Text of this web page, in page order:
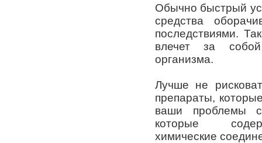
Обычно быстрый
средства
последствиями.
влечет за собой
организма.
Лучше не
препараты,
ваши проблемы
которые
химические